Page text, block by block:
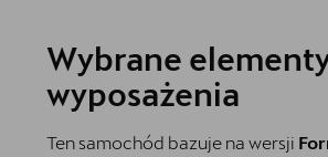
Wybrane
wyposażenia
Ten samochód bazuje na wersji